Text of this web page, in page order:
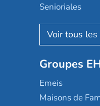
Senioriales
Nohée
Les
Mobicap
Domusvi
Happy Senior
Groupes
Emeis
Maisons de